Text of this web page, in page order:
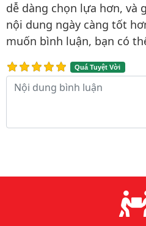
dễ dàng chọn lựa hơn, và
nội dung ngày càng tốt
muốn bình luận, bạn có
Quá Tuyệt Vời
Nội dung bình luận
Lý do chọn chúng